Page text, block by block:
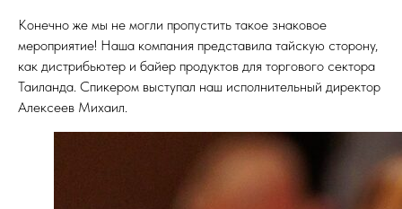
Конечно же мы не могли пропустить такое знаковое
мероприятие! Наша компания представила тайскую сторону,
как дистрибьютер и байер продуктов для торгового сектора
Таиланда. Спикером выступал наш исполнительный директор
Алексеев Михаил.